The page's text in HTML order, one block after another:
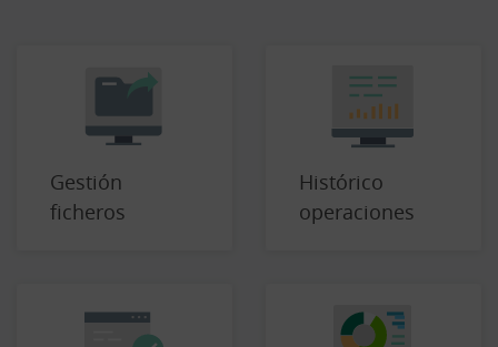
Gestión
ficheros
Histórico
operaciones